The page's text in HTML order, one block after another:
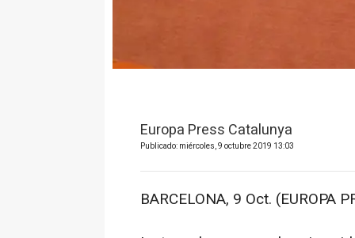
Europa Press Catalunya
Publicado: miércoles, 9 octubre 2019 13:03
BARCELONA, 9 Oct. (EUROPA